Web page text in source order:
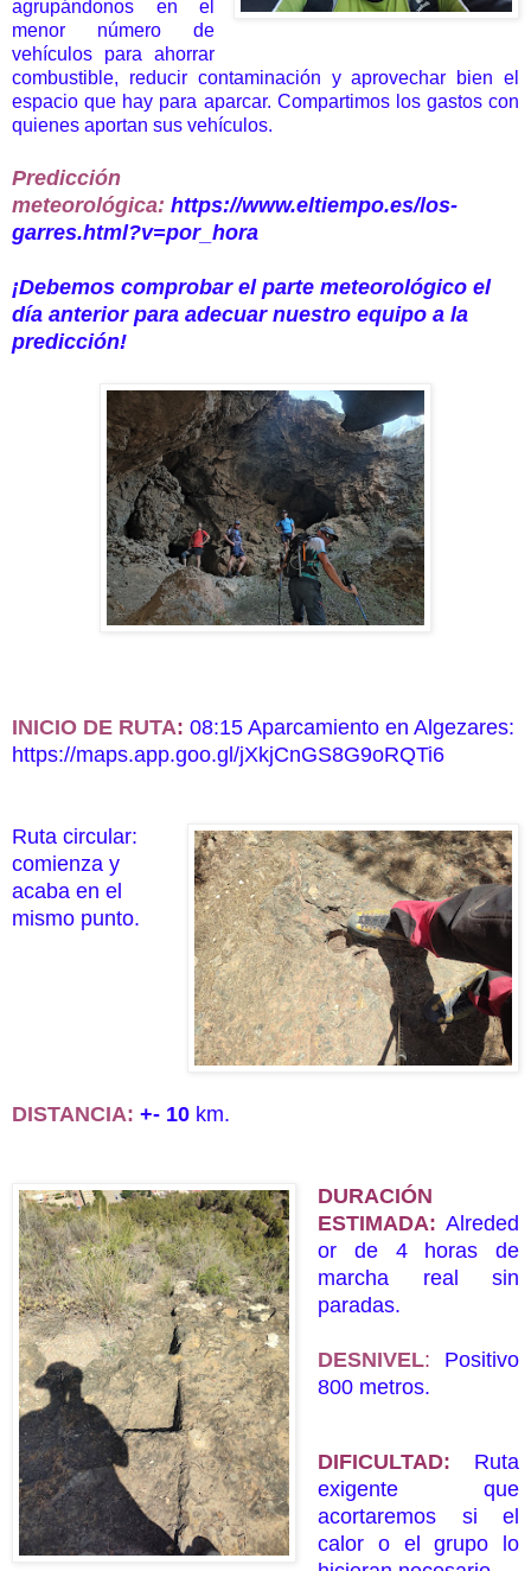
agrupándonos en el
menor número de
vehículos para ahorrar
combustible, reducir contaminación y aprovechar bien el
espacio que hay para aparcar. Compartimos los gastos con
quienes aportan sus vehículos.
Predicción
meteorológica: https://www.eltiempo.es/los-
garres.html?v=por_hora
¡Debemos comprobar el parte meteorológico el
día anterior para adecuar nuestro equipo a la
predicción!
INICIO DE RUTA: 08:15 Aparcamiento en Algezares:
https://maps.app.goo.gl/jXkjCnGS8G9oRQTi6
Ruta circular:
comienza y
acaba en el
mismo punto.
DISTANCIA: +- 10 km.
DURACIÓN
ESTIMADA: Alreded
or de 4horas de
marcha real sin
paradas.
DESNIVEL:
Positivo
800 metros.
DIFICULTAD:
Ruta
exigente que
acortaremos si el
calor o el grupo lo